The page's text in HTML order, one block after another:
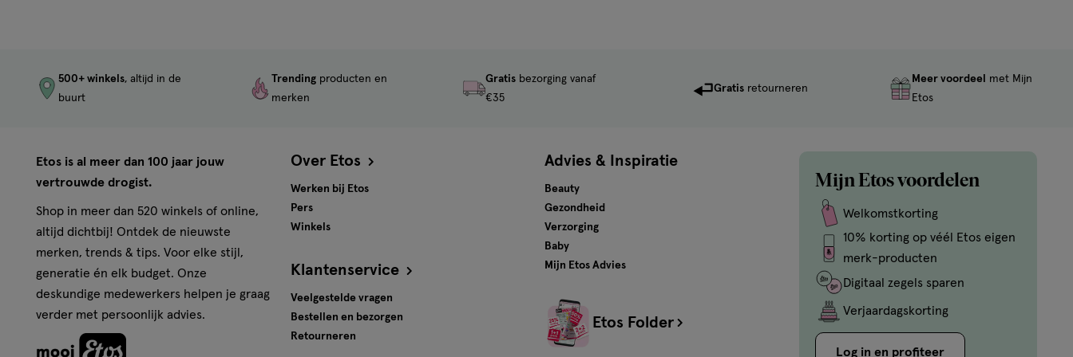
500+ winkels, altijd in de
buurt
Trending producten en
merken
Gratisbezorging vanaf
€35
Gratis retourneren
Meer voordeel
met Mijn
Etos
Etos is al meer dan 100 jaar jouw
vertrouwde drogist.
Shop in meer dan 520 winkels of online,
altijd dichtbij! Ontdek de nieuwste
merken, trends & tips. Voor elke stijl,
generatie én elk budget. Onze
deskundige medewerkers helpen je graag
verder met persoonlijk advies.
Over Etos
Werken bij Etos
Pers
Winkels
Klantenservice
Veelgestelde vragen
Bestellen en bezorgen
Retourneren
Advies & Inspiratie
Beauty
Gezondheid
Verzorging
Baby
Mijn Etos Advies
Etos Folder
Mijn Etos voordelen
Welkomstkorting
10% korting op véél Etos eigen
merk-producten
Digitaal zegels sparen
Verjaardagskorting
Log in en profiteer